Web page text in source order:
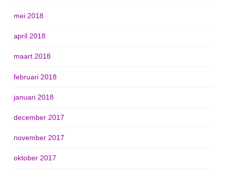
mei 2018
april 2018
maart 2018
februari 2018
januari 2018
december 2017
november 2017
oktober 2017